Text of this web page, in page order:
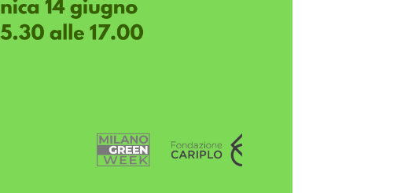
antropico sui contesti, grazie al
La partecipazione dell’artista a
Viafarini. Con il contributo di Fondazione